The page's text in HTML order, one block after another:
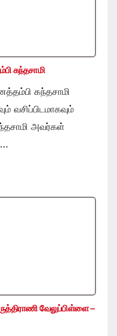
கந்தசாமி
கந்தசாமி
வசிப்பிடமாகவும்
அவர்கள்
…
வேலுப்பிள்ளை –